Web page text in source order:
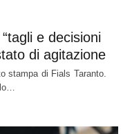
e decisioni
di agitazione
stampa di Fials Taranto.
lo…